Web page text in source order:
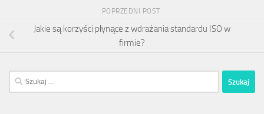
POPRZEDNI POST
Jakie są korzyści płynące z wdrażania standardu ISO w
firmie?
Szukaj: